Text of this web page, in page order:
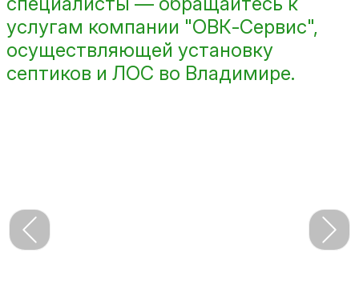
услугам компании "ОВК-Сервис",
осуществляющей установку
септиков и ЛОС во Владимире.